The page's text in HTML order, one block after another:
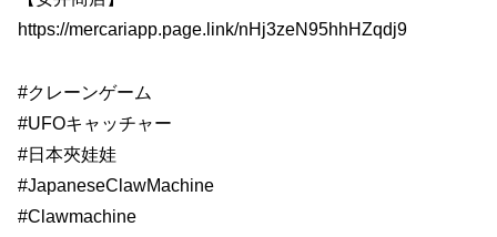
https://mercariapp.page.link/nHj3zeN95hhHZqdj9
#クレーンゲーム
#UFOキャッチャー
#日本夾娃娃​
#JapaneseClawMachine​
#Clawmachine​